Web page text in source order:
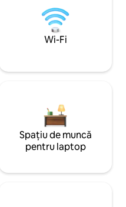
Wi-Fi
Spațiu de muncă
pentru laptop